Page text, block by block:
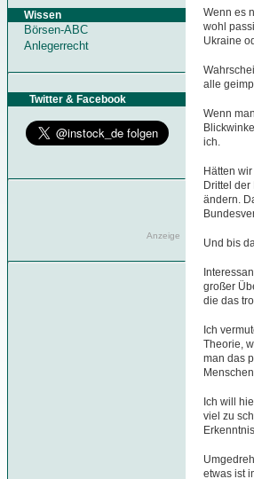
Wissen
Börsen-ABC
Anlegerrecht
Twitter & Facebook
Anzeige
Wenn es
wohl
Ukraine
alle
Wenn
ich.
Hätten
Drittel
ändern.
Und bis
großer
die das
Ich
Theorie,
man das
Ich will
viel zu
etwas ist